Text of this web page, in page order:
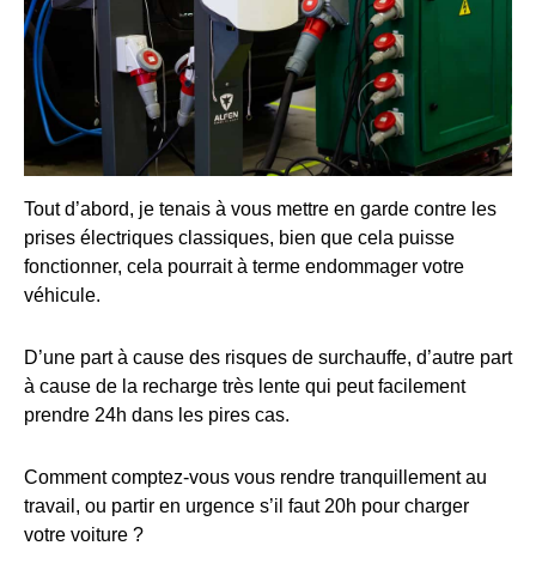
Tout d’abord, je tenais à vous mettre en garde contre les
prises électriques classiques, bien que cela puisse
fonctionner, cela pourrait à terme endommager votre
véhicule.
D’une part à cause des risques de surchauffe, d’autre part
à cause de la recharge très lente qui peut facilement
prendre 24h dans les pires cas.
Comment comptez-vous vous rendre tranquillement au
travail, ou partir en urgence s’il faut 20h pour charger
votre voiture ?